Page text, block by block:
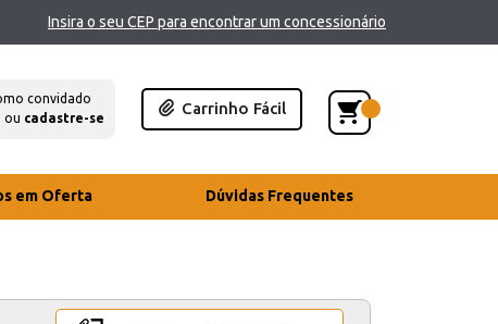
Insira o seu CEP para encontrar um concessionário
convidado
ou cadastre-se
Carrinho Fácil
em Oferta Dúvidas Frequentes